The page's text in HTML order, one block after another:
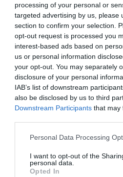
processing of your personal or
targeted advertising by us, please
section to confirm your selection.
opt-out request is processed you
interest-based ads based on
us or personal information
your opt-out. You may separately
disclosure of your personal
IAB’s list of downstream
also be disclosed by us to third
Downstream Participants that may
Personal Data Processing
I want to opt-out of the
personal data.
Opted In
ROMANI IN DIASPORA
See
more
Articolul anterior
Viareggio, îl șantaja pe
care a obținut mii de
în urma unui flagrant
Următorul articol
Bichir, candidat PMP la
vertical în adevăr și